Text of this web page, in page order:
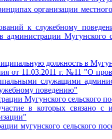
организации местного
к служебному
администрации
должность в
от 11.03.2011 г. №11 "О
служащими
поведению"
Мугунского сельского
в которых связано
мугунского сельского